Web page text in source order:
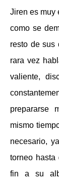
Jiren es muy
como se
resto de sus
rara vez
valiente,
prepararse
mismo
necesario,
torneo
fin a su